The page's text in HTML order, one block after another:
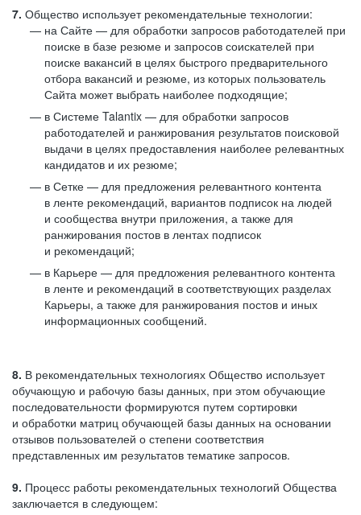
7. Общество использует рекомендательные технологии:
на Сайте — для обработки запросов работодателей при
поиске в базе резюме и запросов соискателей при
поиске вакансий в целях быстрого предварительного
отбора вакансий и резюме, из которых пользователь
Сайта может выбрать наиболее подходящие;
в Системе Talantix — для обработки запросов
работодателей и ранжирования результатов поисковой
выдачи в целях предоставления наиболее релевантных
кандидатов и их резюме;
в Сетке — для предложения релевантного контента
в ленте рекомендаций, вариантов подписок на людей
и сообщества внутри приложения, а также для
ранжирования постов в лентах подписок
и рекомендаций;
в Карьере — для предложения релевантного контента
в ленте и рекомендаций в соответствующих разделах
Карьеры, а также для ранжирования постов и иных
информационных сообщений.
8. В рекомендательных технологиях Общество использует
обучающую и рабочую базы данных, при этом обучающие
последовательности формируются путем сортировки
и обработки матриц обучающей базы данных на основании
отзывов пользователей о степени соответствия
представленных им результатов тематике запросов.
9. Процесс работы рекомендательных технологий Общества
заключается в следующем: